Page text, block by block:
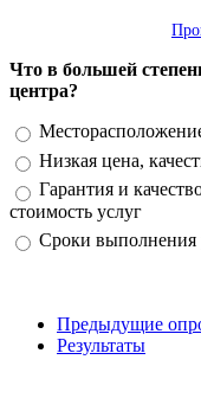
Что в большей
центра?
Варианты
Низкая цена,
Гарантия и
стоимость услуг
Сроки выполнения
Предыдущие
Результаты